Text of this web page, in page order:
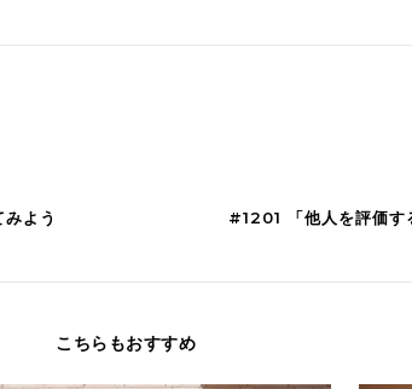
よう #1201 「他人を評価す
こちらもおすすめ